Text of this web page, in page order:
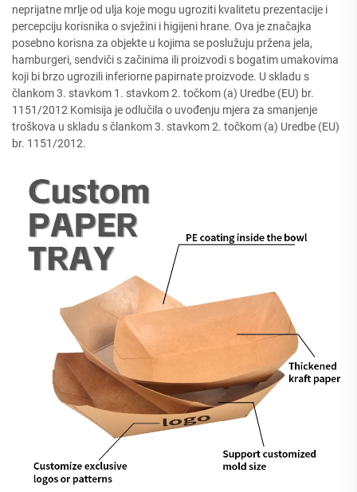
neprijatne mrlje od ulja koje mogu ugroziti kvalitetu prezentacije i
percepciju korisnika o svježini i higijeni hrane. Ova je značajka
posebno korisna za objekte u kojima se poslužuju pržena jela,
hamburgeri, sendviči s začinima ili proizvodi s bogatim umakovima
koji bi brzo ugrozili inferiorne papirnate proizvode. U skladu s
člankom 3. stavkom 1. stavkom 2. točkom (a) Uredbe (EU) br.
1151/2012 Komisija je odlučila o uvođenju mjera za smanjenje
troškova u skladu s člankom 3. stavkom 2. točkom (a) Uredbe (EU)
br. 1151/2012.